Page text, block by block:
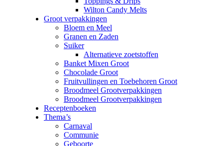
Wilton Candy Melts
Groot verpakkingen
Bloem en Meel
Granen en Zaden
Suiker
Alternatieve zoetstoffen
Banket Mixen Groot
Chocolade Groot
Fruitvullingen en Toebehoren Groot
Broodmeel Grootverpakkingen
Broodmeel Grootverpakkingen
Receptenboeken
Thema’s
Carnaval
Communie
Geboorte